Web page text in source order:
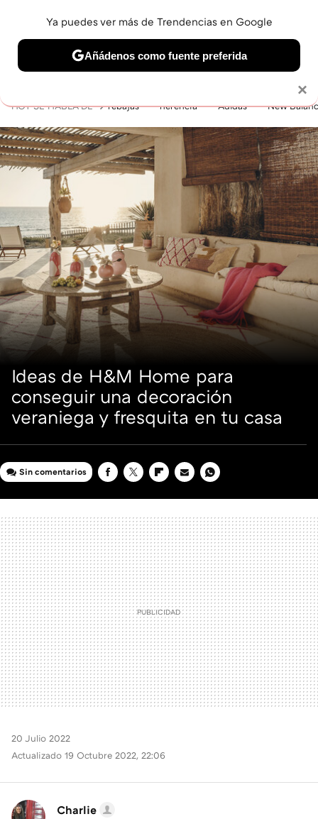
BELLEZA SHOPPING VIAJES GASTRO SNEAKERS
HOY SE HABLA DE rebajas herencia Adidas New
Ideas de H&M Home para
conseguir una decoración
veraniega y fresquita en tu casa
Sin comentarios
20 Julio 2022
Actualizado 19 Octubre 2022, 22:06
Charlie
×
Ya puedes ver más de Trendencias en Google
Añádenos como fuente preferida